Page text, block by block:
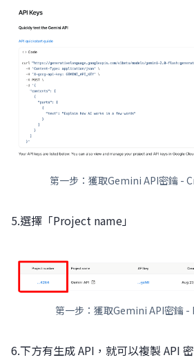
第一步：獲取Gemini API密鑰 -
5.選擇「Project name」
第一步：獲取Gemini API密鑰
6.下方有生成 API，就可以複製 API